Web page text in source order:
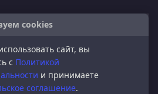
cookies
сайт, вы
с Политикой
и принимаете
соглашение.